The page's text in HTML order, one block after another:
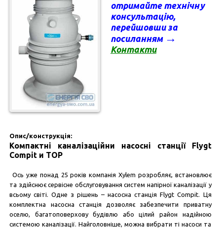
отримайте технічну
консультацію,
перейшовши за
посиланням →
Контакти
Опис/конструкція:
Компактні каналізаційни насосні станції Flygt
Compit и TOP
Ось уже понад 25 років компанія Xylem розробляє, встановлює
та здійснює сервісне обслуговування систем напірної каналізації у
всьому світі. Одне з рішень – насосна станція Flygt Compit. Ця
комплектна насосна станція дозволяє забезпечити приватну
оселю, багатоповерхову будівлю або цілий район надійною
системою каналізації. Найголовніше, можна вибрати ті насоси та